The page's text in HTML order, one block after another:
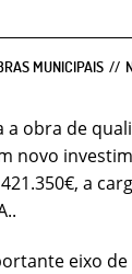
MUNICIPAIS
a obra de
novo
a
eixo de